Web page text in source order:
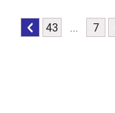
7
...
43
לדף